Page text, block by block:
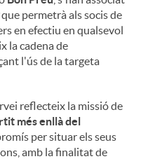
que permetrà als socis de
en efectiu en qualsevol
la cadena de
l'ús de la targeta
reflecteix la missió de
més enllà del
per situar els seus
amb la finalitat de